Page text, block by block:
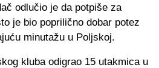
odlučio je da potpiše za
je bio poprilično dobar potez
minutažu u Poljskoj.
kluba odigrao 15 utakmica u